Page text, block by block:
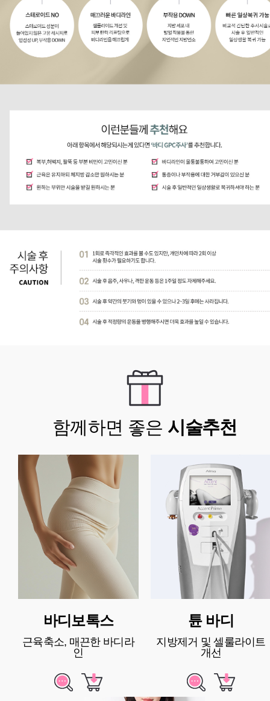
함께하면 좋은 시술추천
바디보톡스
근육축소, 매끈한 바디라
인
튠 바디
지방제거 및 셀룰라이트
개선